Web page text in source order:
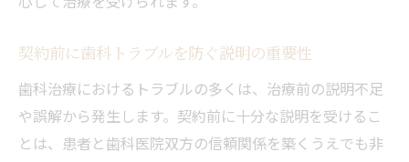
契約前に歯科トラブルを防ぐ説明の重要性
歯科治療におけるトラブルの多くは、治療前の説明不足
や誤解から発生します。契約前に十分な説明を受けるこ
とは、患者と歯科医院双方の信頼関係を築くうえでも非